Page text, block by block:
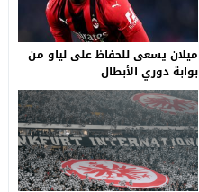
ميلان يسعى للحفاظ على لياو من
بوابة دوري الأبطال